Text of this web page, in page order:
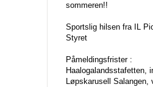
sommeren!!
Sportslig hilsen fra IL
Styret
Påmeldingsfrister :
Løpskarusell